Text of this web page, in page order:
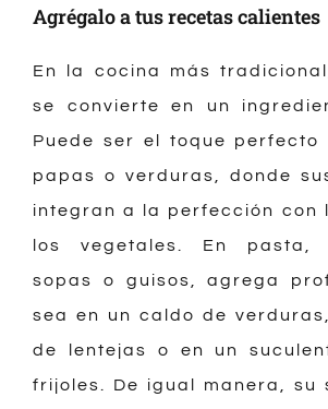
Agrégalo a tus recetas calientes
En la cocina más
se convierte en un
Puede ser el toque
papas o verduras, donde
integran a la perfección con
los vegetales. En pasta,
sopas o guisos, agrega
sea en un caldo de
de lentejas o en un
frijoles. De igual manera, su